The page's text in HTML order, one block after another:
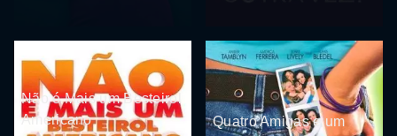
Não é Mais um Besteirol
Americano
Quatro Amigas e um